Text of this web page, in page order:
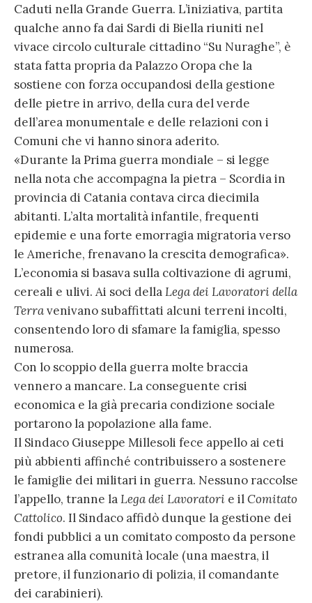
Caduti nella Grande Guerra. L’iniziativa, partita
qualche anno fa dai Sardi di Biella riuniti nel
vivace circolo culturale cittadino “Su Nuraghe”, è
stata fatta propria da Palazzo Oropa che la
sostiene con forza occupandosi della gestione
delle pietre in arrivo, della cura del verde
dell’area monumentale e delle relazioni con i
Comuni che vi hanno sinora aderito.
«Durante la Prima guerra mondiale – si legge
nella nota che accompagna la pietra – Scordia in
provincia di Catania contava circa diecimila
abitanti. L’alta mortalità infantile, frequenti
epidemie e una forte emorragia migratoria verso
le Americhe, frenavano la crescita demografica».
L’economia si basava sulla coltivazione di agrumi,
cereali e ulivi. Ai soci dellaLega dei Lavoratori della
Terravenivano subaffittati alcuni terreni incolti,
consentendo loro di sfamare la famiglia, spesso
numerosa.
Con lo scoppio della guerra molte braccia
vennero a mancare. La conseguente crisi
economica e la già precaria condizione sociale
portarono la popolazione alla fame.
Il Sindaco Giuseppe Millesoli fece appello ai ceti
più abbienti affinché contribuissero a sostenere
le famiglie dei militari in guerra. Nessuno raccolse
l’appello, tranne laLega dei Lavoratori e ilComitato
Cattolico. Il Sindaco affidò dunque la gestione dei
fondi pubblici a un comitato composto da persone
estranea alla comunità locale (una maestra, il
pretore, il funzionario di polizia, il comandante
dei carabinieri).